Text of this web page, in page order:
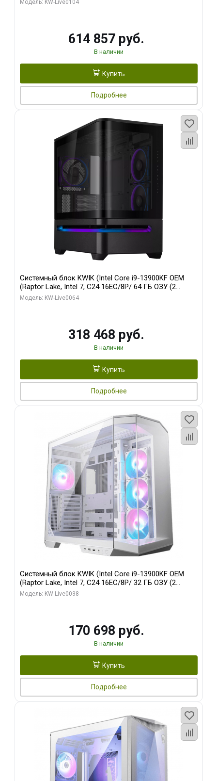
Модель: KW-Live0104
614 857 руб.
В наличии
Купить
Подробнее
Системный блок KWIK (Intel Core i9-13900KF OEM
(Raptor Lake, Intel 7, C24 16EC/8P/ 64 ГБ ОЗУ (2
модуля)/ ASUS RTX5080 PROART OC 16GB GDDR7
Модель: KW-Live0064
318 468 руб.
В наличии
Купить
Подробнее
Системный блок KWIK (Intel Core i9-13900KF OEM
(Raptor Lake, Intel 7, C24 16EC/8P/ 32 ГБ ОЗУ (2
модуля)/ Gigabyte RX9070XT GAMING OC 16GB GDDR6
Модель: KW-Live0038
170 698 руб.
В наличии
Купить
Подробнее